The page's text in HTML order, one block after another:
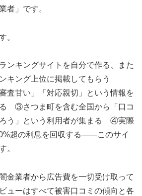
者」です。
。
ンキングサイトを自分で作る、また
キング上位に掲載してもらう
査甘い」「対応親切」という情報を
③さつま町を含む全国から「口コ
ろう」という利用者が集まる ④実際
超の利息を回収する——このサイ
。
金業者から広告費を一切受け取って
ューはすべて被害口コミの傾向と各